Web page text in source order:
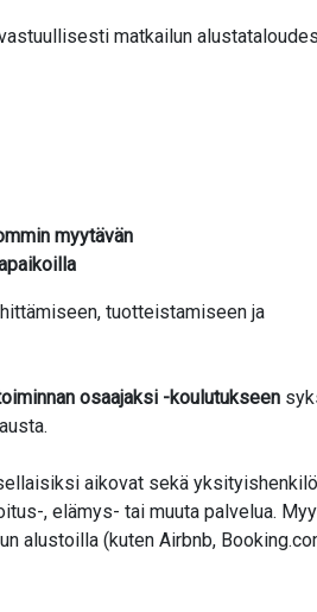
matkailun
myytävän
tuotteistamiseen ja
osaajaksi -koulutukseen
aikovat sekä
, elämys- tai muuta palvelua.
alustoilla (kuten Airbnb,